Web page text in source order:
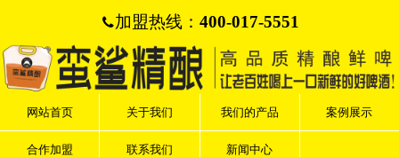
加盟热线： 400-017-5551
网站首页 关于我们 我们的产品 案例展示
合作加盟 联系我们 新闻中心